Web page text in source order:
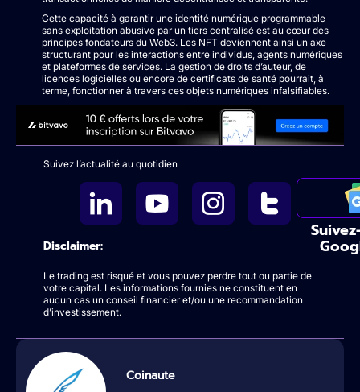
Cette capacité à garantir une identité numérique programmable
sans exploitation abusive par un tiers centralisé est au cœur des
principes fondateurs du Web3. Les NFT deviennent ainsi un axe
structurant pour les interactions entre individus, agents numériques
et plateformes de services. La gestion de droits d’auteur, de
licences logicielles ou encore de certificats de santé pourrait, à
terme, fonctionner à travers ces objets numériques infalsifiables.
Suivez l’actualité au quotidien
Disclaimer:
Le trading est risqué et vous pouvez perdre tout ou partie de
votre capital. Les informations fournies ne constituent en
aucun cas un conseil financier et/ou une recommandation
d’investissement.
Coinaute